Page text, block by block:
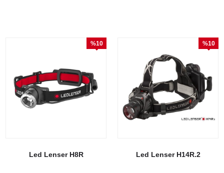
Led Lenser H8R
%10
Led Lenser H14R.2
%10